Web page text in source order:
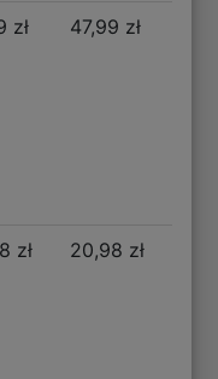
zł 47,99 zł
zł 20,98 zł